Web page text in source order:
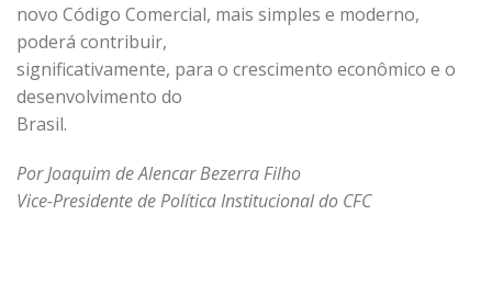
novo Código Comercial, mais simples e moderno,
poderá contribuir,
significativamente, para o crescimento econômico e o
desenvolvimento do
Brasil.
Por Joaquim de Alencar Bezerra Filho
Vice-Presidente de Política Institucional do CFC